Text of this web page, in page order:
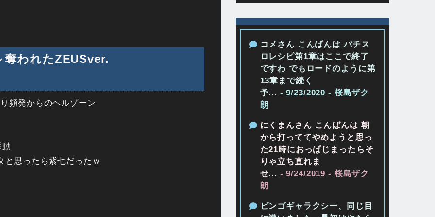
われたZEUSver.
頻発からのヘルゾーン
動
と思ったら紫七だったｗ
コメさん こんばんは パチス
ロレシピ第1章はここで終了
ですわ でもロードのように第
13章まで続く
予... - 9/23/2020 - 桜島ザク
朗
にくまんさん こんばんは 朝
から打っててやめようと思っ
た21時におっぱじまったらそ
りゃ立ち直れま
せ... - 9/24/2019 - 桜島ザク
朗
ビンゴギャラクシー、同じ目